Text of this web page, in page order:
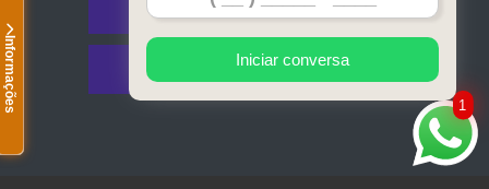
Informações
Contato
Mapa do site
1
Iniciar conversa